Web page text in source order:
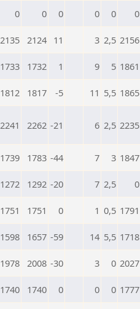
0 0 0 0 0 0
2135 2124 11 3 2,5 2156
1733 1732 1 9 5 1861
1812 1817 -5 11 5,5 1865
2241 2262 -21 6 2,5 2235
1739 1783 -44 7 3 1847
1272 1292 -20 7 2,5 0
1751 1751 0 1 0,5 1791
1598 1657 -59 14 5,5 1718
1978 2008 -30 3 0 2027
1740 1740 0 0 0 1777